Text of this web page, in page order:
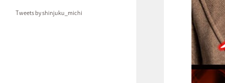
Tweets by shinjuku_michi